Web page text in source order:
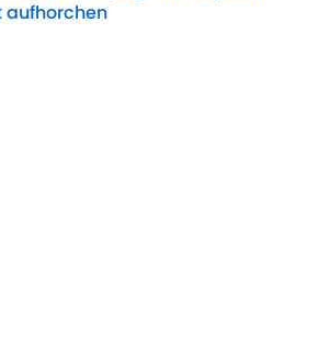
aufhorchen
by on Invalid Date